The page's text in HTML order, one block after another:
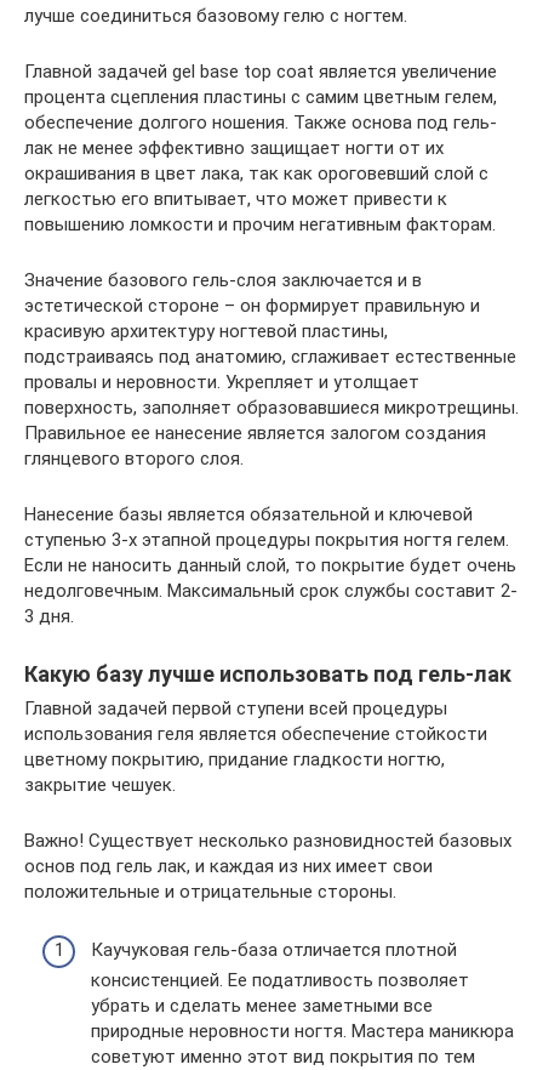
лучше соединиться базовому гелю с ногтем.
Главной задачей gel base top coat является увеличение
процента сцепления пластины с самим цветным гелем,
обеспечение долгого ношения. Также основа под гель-
лак не менее эффективно защищает ногти от их
окрашивания в цвет лака, так как ороговевший слой с
легкостью его впитывает, что может привести к
повышению ломкости и прочим негативным факторам.
Значение базового гель-слоя заключается и в
эстетической стороне – он формирует правильную и
красивую архитектуру ногтевой пластины,
подстраиваясь под анатомию, сглаживает естественные
провалы и неровности. Укрепляет и утолщает
поверхность, заполняет образовавшиеся микротрещины.
Правильное ее нанесение является залогом создания
глянцевого второго слоя.
Нанесение базы является обязательной и ключевой
ступенью 3-х этапной процедуры покрытия ногтя гелем.
Если не наносить данный слой, то покрытие будет очень
недолговечным. Максимальный срок службы составит 2-
3 дня.
Какую базу лучше использовать под гель-лак
Главной задачей первой ступени всей процедуры
использования геля является обеспечение стойкости
цветному покрытию, придание гладкости ногтю,
закрытие чешуек.
Важно! Существует несколько разновидностей базовых
основ под гель лак, и каждая из них имеет свои
положительные и отрицательные стороны.
Каучуковая гель-база отличается плотной
консистенцией. Ее податливость позволяет
убрать и сделать менее заметными все
природные неровности ногтя. Мастера маникюра
советуют именно этот вид покрытия по тем